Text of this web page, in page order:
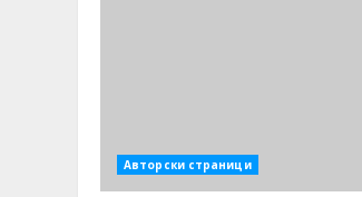
Авторски страници